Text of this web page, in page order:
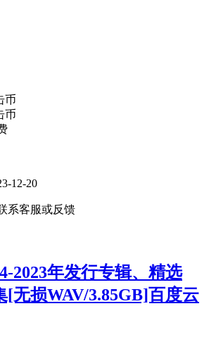
币
币
12-20
系客服或反馈
2023年发行专辑、精选
[无损WAV/3.85GB]百度云